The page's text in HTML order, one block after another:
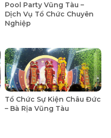
Pool Party Vũng Tàu –
Dịch Vụ Tổ Chức Chuyên
Nghiệp
Tổ Chức Sự Kiện Châu Đức
– Bà Rịa Vũng Tàu